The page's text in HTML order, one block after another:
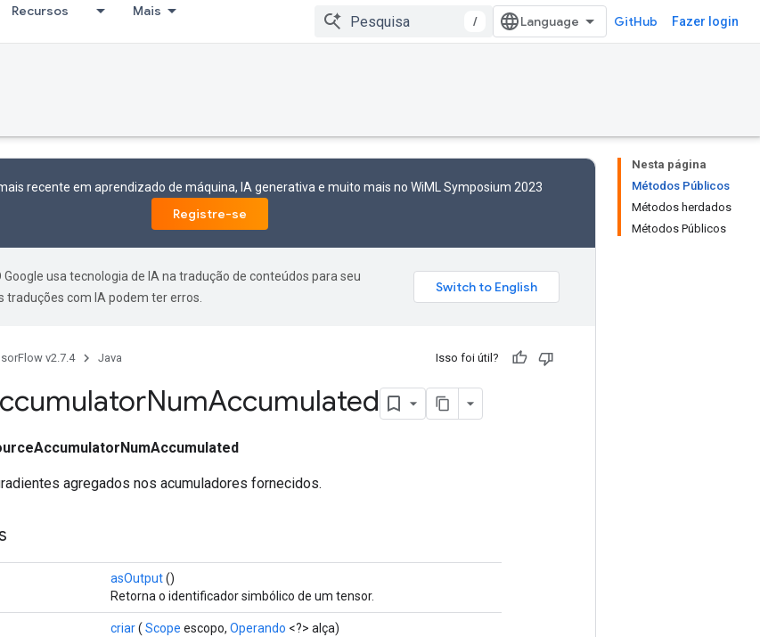
Recursos Mais
/ GitHub Fazer login
Nesta página
Métodos Públicos
Métodos herdados
Métodos Públicos
recente em aprendizado de máquina, IA generativa e muito mais no WiML Symposium 2023
Registre-se
Google usa tecnologia de IA na tradução de conteúdos para seu
traduções com IA podem ter erros.
v2.7.4 Java Isso foi útil?
NumAccumulated
agregados nos acumuladores fornecidos.
asOutput()
Retorna o identificador simbólico de um tensor.
criar( Scope escopo, Operando <?> alça)